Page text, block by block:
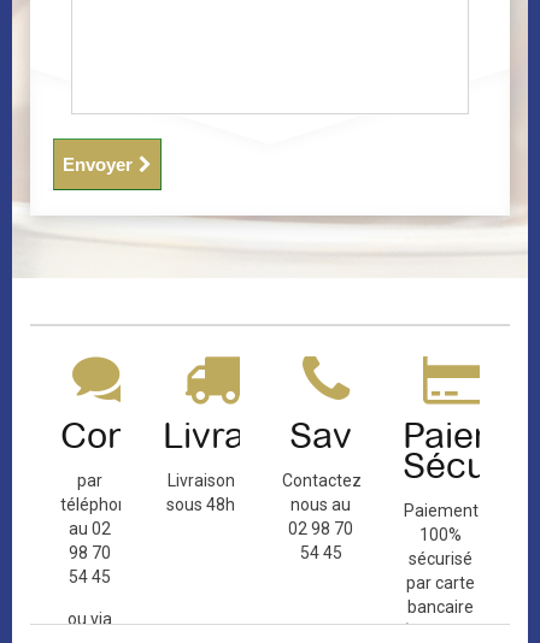
Envoyer
Contact
par
téléphone
au 02
98 70
54 45
ou via
Livraison
Livraison
sous 48h
Sav
Contactez-
nous au
02 98 70
54 45
Paiement
100%
sécurisé
par carte
bancaire
(Mastercard,